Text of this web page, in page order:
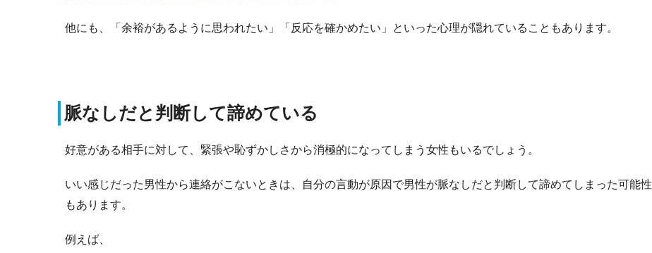
他にも、「余裕があるように思われたい」「反応を確かめたい」といった心理が隠れていることもあります。
脈なしだと判断して諦めている
好意がある相手に対して、緊張や恥ずかしさから消極的になってしまう女性もいるでしょう。
いい感じだった男性から連絡がこないときは、自分の言動が原因で男性が脈なしだと判断して諦めてしまった可能性
もあります。
例えば、